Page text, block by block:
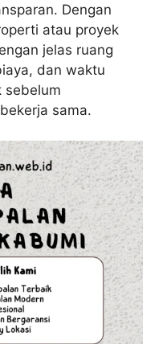
Dengan
atau proyek
jelas ruang
dan waktu
sebelum
sama.